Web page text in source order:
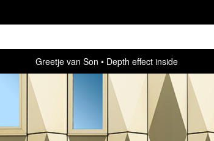
Greetje van Son Depth effect inside